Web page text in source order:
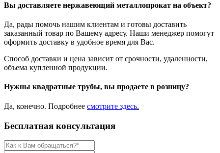
Вы доставляете нержавеющий металлопрокат на объект?
Да, рады помочь нашим клиентам и готовы доставить
заказанный товар по Вашему адресу. Наши менеджер помогут
оформить доставку в удобное время для Вас.
Способ доставки и цена зависит от срочности, удаленности,
объема купленной продукции.
Нужны квадратные трубы, вы продаете в розницу?
Да, конечно. Подробнее смотрите здесь.
Бесплатная консультация